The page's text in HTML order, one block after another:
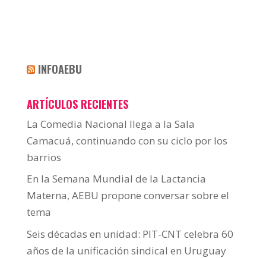
INFOAEBU
ARTÍCULOS RECIENTES
La Comedia Nacional llega a la Sala
Camacuá, continuando con su ciclo por los
barrios
En la Semana Mundial de la Lactancia
Materna, AEBU propone conversar sobre el
tema
Seis décadas en unidad: PIT-CNT celebra 60
años de la unificación sindical en Uruguay